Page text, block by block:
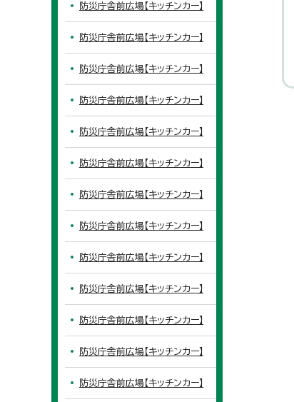
防災庁舎前広場【キッチンカー】
防災庁舎前広場【キッチンカー】
防災庁舎前広場【キッチンカー】
防災庁舎前広場【キッチンカー】
防災庁舎前広場【キッチンカー】
防災庁舎前広場【キッチンカー】
防災庁舎前広場【キッチンカー】
防災庁舎前広場【キッチンカー】
防災庁舎前広場【キッチンカー】
防災庁舎前広場【キッチンカー】
防災庁舎前広場【キッチンカー】
防災庁舎前広場【キッチンカー】
防災庁舎前広場【キッチンカー】